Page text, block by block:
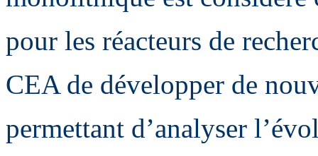
pour les réacteurs de
CEA de développer de
permettant d’analyser